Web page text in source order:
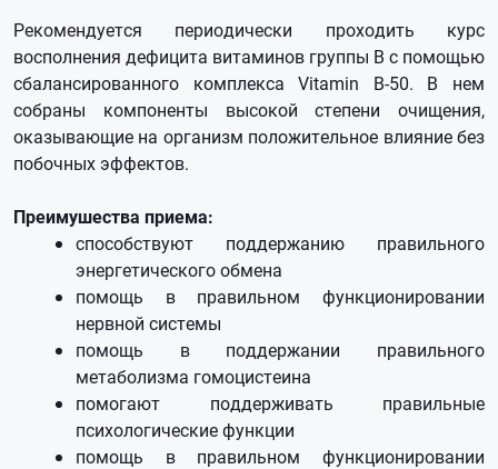
Рекомендуется периодически проходить курс
восполнения дефицита витаминов группы В с помощью
сбалансированного комплекса Vitamin B-50. В нем
собраны компоненты высокой степени очищения,
оказывающие на организм положительное влияние без
побочных эффектов.
Преимушества приема:
способствуют поддержанию правильного
энергетического обмена
помощь в правильном функционировании
нервной системы
помощь в поддержании правильного
метаболизма гомоцистеина
помогают поддерживать правильные
психологические функции
помощь в правильном функционировании